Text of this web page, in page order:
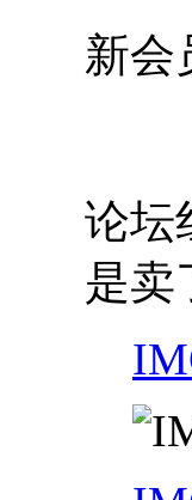
新会
论坛
是卖